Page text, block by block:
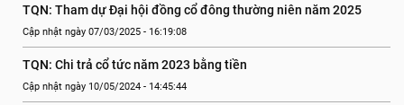
TQN: Tham dự Đại hội đồng cổ đông thường niên năm 2025
Cập nhật ngày 07/03/2025 - 16:19:08
TQN: Chi trả cổ tức năm 2023 bằng tiền
Cập nhật ngày 10/05/2024 - 14:45:44